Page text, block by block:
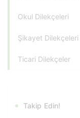
Okul Dilekçeleri
Şikayet Dilekçeleri
Ticari Dilekçeler
Takip Edin!